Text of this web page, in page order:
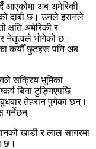
आएकोमा अब अमेरिकी
दाबी छ। उनले इरानले
क्षति अमेरिकी र
नेतृत्वले भोगेको छ।
कयौँ छुटहरू पनि अब
सक्रिय भूमिका
बिना टुङ्गिएपछि
तेहरान पुगेका छन्।
गर्नेछन्।
खाडी र लाल सागरमा
छ।